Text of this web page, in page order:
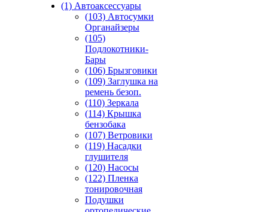
(1) Автоаксессуары
(103) Автосумки
Органайзеры
(105)
Подлокотники-
Бары
(106) Брызговики
(109) Заглушка на
ремень безоп.
(110) Зеркала
(114) Крышка
бензобака
(107) Ветровики
(119) Насадки
глушителя
(120) Насосы
(122) Пленка
тонировочная
Подушки